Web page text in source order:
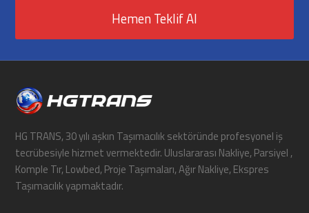
Hemen Teklif Al
HG TRANS, 30 yılı aşkın Taşımacılık sektöründe profesyonel iş
tecrübesiyle hizmet vermektedir. Uluslararası Nakliye, Parsiyel ,
Komple Tır, Lowbed, Proje Taşımaları, Ağır Nakliye, Ekspres
Taşımacılık yapmaktadır.